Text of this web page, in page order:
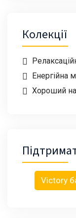
Колекції
Енергійна
Хороший
Victory